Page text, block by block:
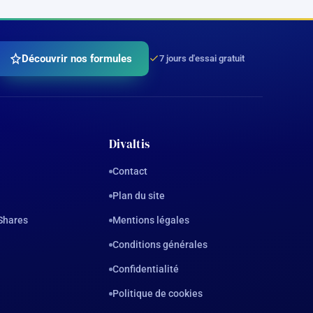
Découvrir nos formules 7 jours d'essai gratuit
Divaltis
Contact
Plan du site
Mentions légales
Conditions générales
Confidentialité
Politique de cookies